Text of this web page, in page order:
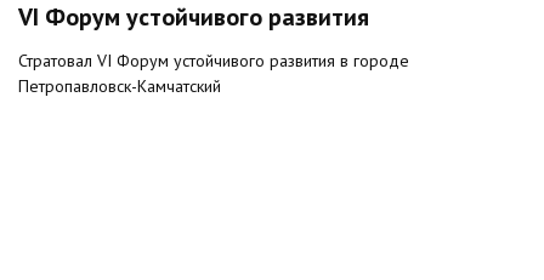
VI Форум устойчивого развития
Стратовал VI Форум устойчивого развития в городе
Петропавловск-Камчатский